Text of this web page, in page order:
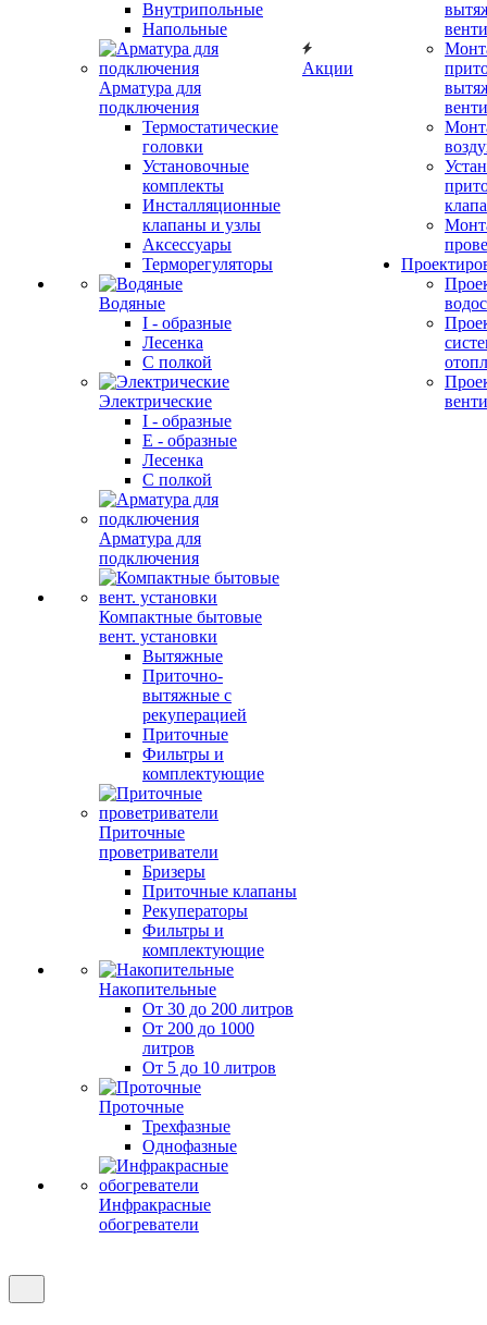
Внутрипольные
Напольные
Арматура для
подключения
Термостатические
головки
Установочные
комплекты
Инсталляционные
клапаны и узлы
Аксессуары
Терморегуляторы
Водяные
I - образные
Лесенка
С полкой
Электрические
I - образные
E - образные
Лесенка
С полкой
Арматура для
подключения
Компактные бытовые
вент. установки
Вытяжные
Приточно-
вытяжные с
рекуперацией
Приточные
Фильтры и
комплектующие
Приточные
проветриватели
Бризеры
Приточные клапаны
Рекуператоры
Фильтры и
комплектующие
Накопительные
От 30 до 200 литров
От 200 до 1000
литров
От 5 до 10 литров
Проточные
Трехфазные
Однофазные
Инфракрасные
обогреватели
Акции